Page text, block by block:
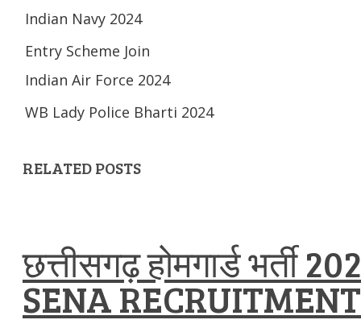
Indian Navy 2024
Entry Scheme Join
Indian Air Force 2024
WB Lady Police Bharti 2024
RELATED POSTS
छत्तीसगढ़ होमगार्ड भर्ती
SENA